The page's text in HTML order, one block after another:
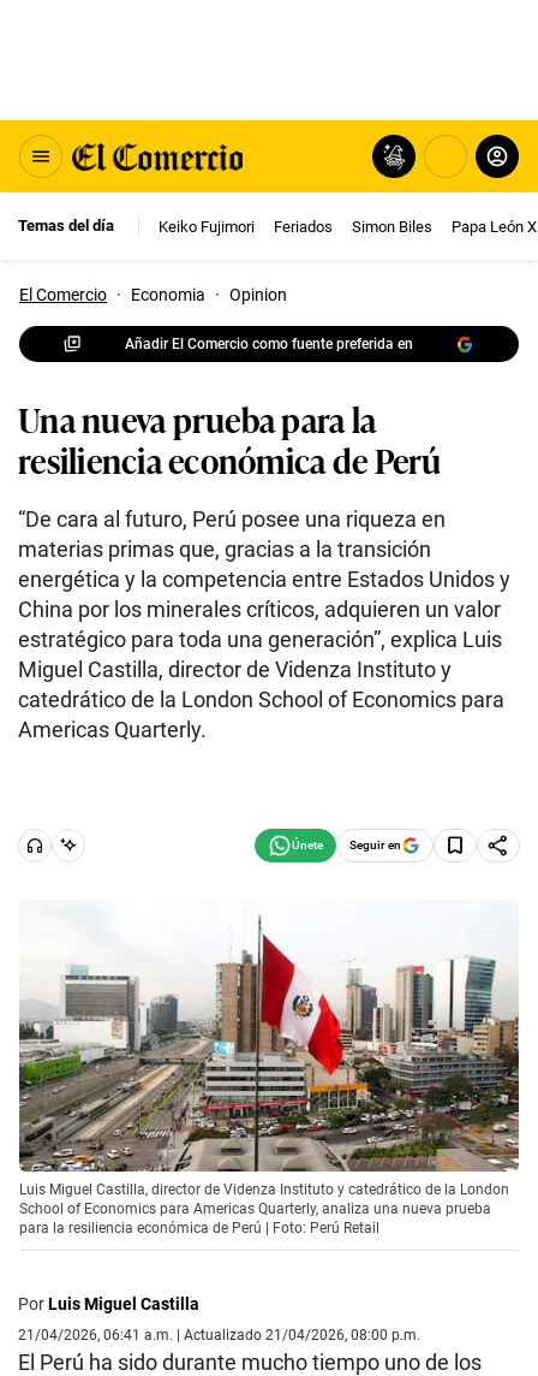
Temas del día Keiko Fujimori Feriados Simon Biles Papa León
El Comercio · Economia · Opinion
Añadir El Comercio como fuente preferida en
Una nueva prueba para la
resiliencia económica de Perú
“De cara al futuro, Perú posee una riqueza en
materias primas que, gracias a la transición
energética y la competencia entre Estados Unidos y
China por los minerales críticos, adquieren un valor
estratégico para toda una generación”, explica Luis
Miguel Castilla, director de Videnza Instituto y
catedrático de la London School of Economics para
Americas Quarterly.
Seguir en
Luis Miguel Castilla, director de Videnza Instituto y catedrático de la London
School of Economics para Americas Quarterly, analiza una nueva prueba
para la resiliencia económica de Perú | Foto: Perú Retail
PorLuis Miguel Castilla
21/04/2026, 06:41 a.m. | Actualizado 21/04/2026, 08:00 p.m.
El Perú ha sido durante mucho tiempo uno de los